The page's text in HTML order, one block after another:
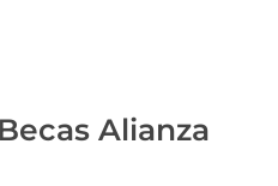
Alianza